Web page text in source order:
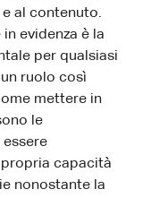
al contenuto.
evidenza è la
per qualsiasi
ruolo così
mettere in
le
capacità
nonostante la